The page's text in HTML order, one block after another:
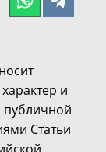
и
публичной
Статьи